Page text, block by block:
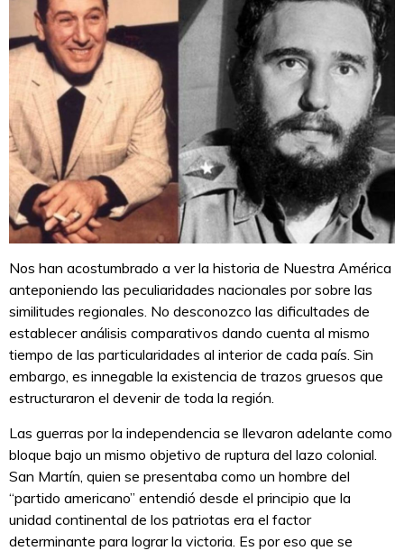
Nos han acostumbrado a ver la historia de Nuestra América
anteponiendo las peculiaridades nacionales por sobre las
similitudes regionales. No desconozco las dificultades de
establecer análisis comparativos dando cuenta al mismo
tiempo de las particularidades al interior de cada país. Sin
embargo, es innegable la existencia de trazos gruesos que
estructuraron el devenir de toda la región.
Las guerras por la independencia se llevaron adelante como
bloque bajo un mismo objetivo de ruptura del lazo colonial.
San Martín, quien se presentaba como un hombre del
“partido americano” entendió desde el principio que la
unidad continental de los patriotas era el factor
determinante para lograr la victoria. Es por eso que se